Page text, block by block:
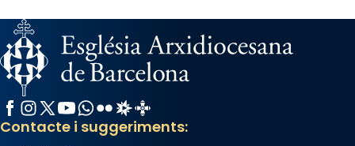
Des de 1985 hi participa també un grup de
diablesses amb música i ball propis. Festa
gran a Mataró.
«Si vols saber què és calor, ves per les
Santes a Mataró»🥵.
Photo
Facebook
Instagram
X / Twitter
YouTube
WhatsApp
FlickrRadio Estel
Catalunya Cristiana
Contacte i suggeriments: